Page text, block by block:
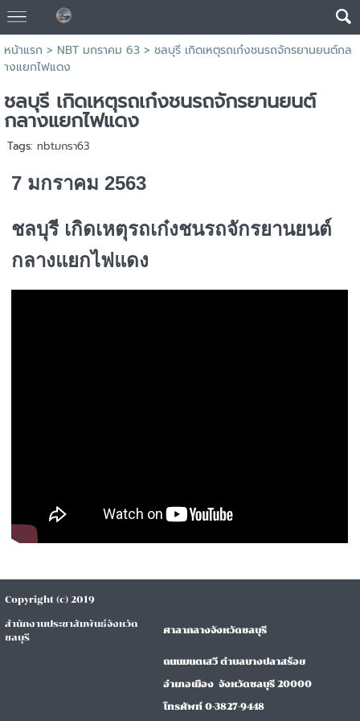
หน้าแรก > NBT มกราคม 63> ชลบุรี เกิดเหตุรถเก๋งชนรถจักรยานยนต์กล
างแยกไฟแดง
ชลบุรี เกิดเหตุรถเก๋งชนรถจักรยานยนต์
กลางแยกไฟแดง
Tags: nbtมกรา63
7 มกราคม 2563
ชลบุรี เกิดเหตุรถเก๋งชนรถจักรยานยนต์
กลางแยกไฟแดง
Copyright (c) 2019
สำนักงานประชาสัมพันธ์จังหวัด
ชลบุรี
ศาลากลางจังหวัดชลบุรี
ถนนมนตเสวี ตำบลบางปลาสร้อย
อำเภอเมือง จังหวัดชลบุรี 20000
โทรศัพท์ 0-3827-9448